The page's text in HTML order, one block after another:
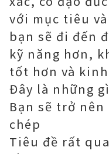
với mục tiêu
bạn sẽ đi đến
kỹ năng hơn,
tốt hơn và
Đây là những
Bạn sẽ trở
chép
Tiêu đề rất